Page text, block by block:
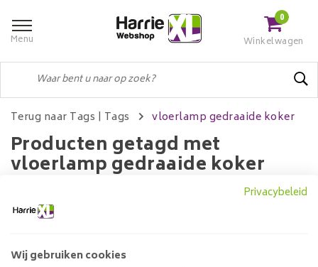
Menu
0
Winkelwagen
Terug naar Tags | Tags vloerlamp gedraaide koker
Producten getagd met
vloerlamp gedraaide koker
Privacybeleid
Wij gebruiken cookies